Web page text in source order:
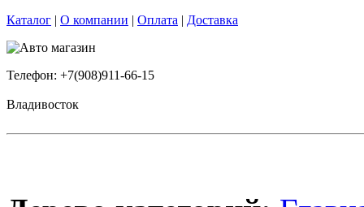
Каталог | О компании | Оплата | Доставка
Телефон: +7(908)911-66-15
Владивосток